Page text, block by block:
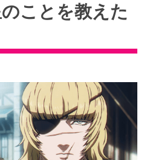
ことを教えた